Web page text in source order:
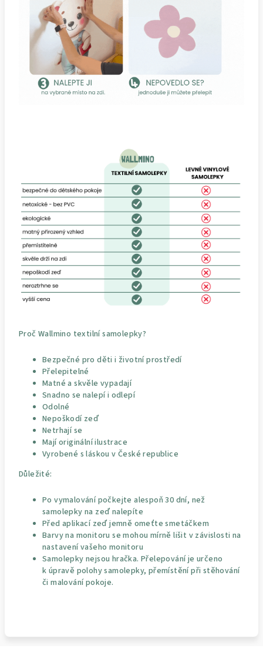
Proč Wallmino textilní samolepky?
Bezpečné pro děti i životní prostředí
Přelepitelné
Matné a skvěle vypadají
Snadno se nalepí i odlepí
Odolné
Nepoškodí zeď
Netrhají se
Mají originální ilustrace
Vyrobené s láskou v České republice
Důležité:
Po vymalování počkejte alespoň 30 dní, než
samolepky na zeď nalepíte
Před aplikací zeď jemně omeťte smetáčkem
Barvy na monitoru se mohou mírně lišit v závislosti na
nastavení vašeho monitoru
Samolepky nejsou hračka. Přelepování je určeno
k úpravě polohy samolepky, přemístění při stěhování
či malování pokoje.